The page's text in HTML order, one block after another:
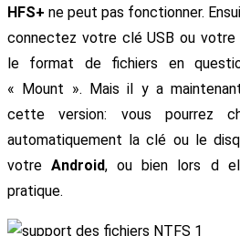
HFS+ ne peut pas fonctionner.
connectez votre clé USB ou votre
le format de fichiers en
« Mount ». Mais il y a
cette version: vous pourrez
automatiquement la clé ou le
votreAndroid, ou bien lors d
pratique.